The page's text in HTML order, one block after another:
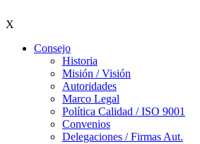
X
Consejo
Historia
Misión / Visión
Autoridades
Marco Legal
Política Calidad / ISO 9001
Convenios
Delegaciones / Firmas Aut.